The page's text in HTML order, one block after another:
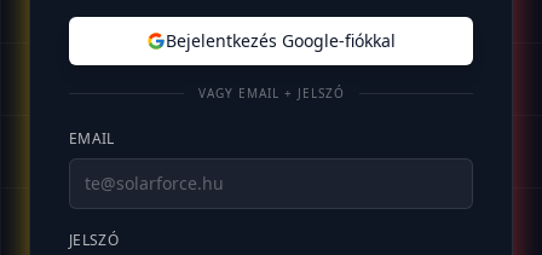
Bejelentkezés Google-fiókkal
VAGY EMAIL + JELSZÓ
EMAIL
JELSZÓ